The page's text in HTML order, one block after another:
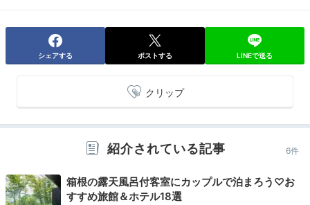
客室温泉一例
心地よい眠りから目覚めたらお部屋の温泉へ。朝のさわ
シェアする ポストする LINEで送る
クリップ
紹介されている記事 6件
箱根の露天風呂付客室にカップルで泊まろう♡お
すすめ旅館＆ホテル18選